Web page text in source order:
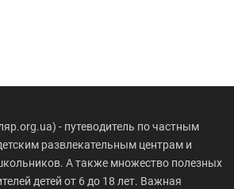
- путеводитель по частным
развлекательным центрам и
А также множество полезных
детей от 6 до 18 лет. Важная